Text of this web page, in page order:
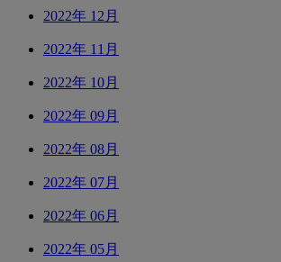
2022年 12月
2022年 11月
2022年 10月
2022年 09月
2022年 08月
2022年 07月
2022年 06月
2022年 05月